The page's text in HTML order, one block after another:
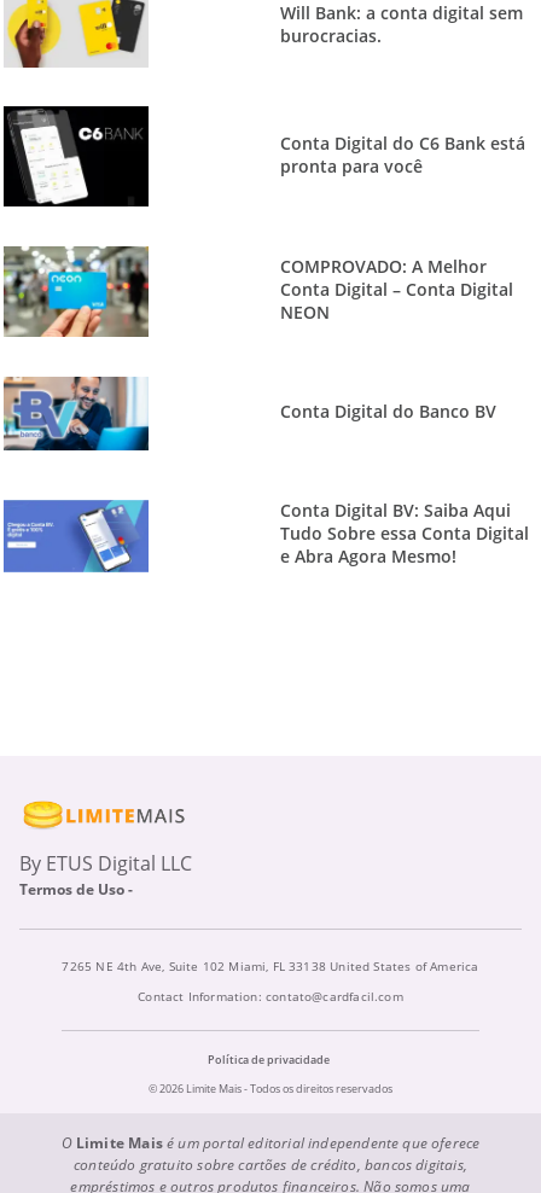
Will Bank: a conta digital sem
burocracias.
Conta Digital do C6 Bank está
pronta para você
COMPROVADO: A Melhor
Conta Digital – Conta Digital
NEON
Conta Digital do Banco BV
Conta Digital BV: Saiba Aqui
Tudo Sobre essa Conta Digital
e Abra Agora Mesmo!
By ETUS Digital LLC
Termos de Uso -
7265 NE 4th Ave, Suite 102 Miami, FL 33138 United States of America
Contact Information: contato@cardfacil.com
Política de privacidade
© 2026 Limite Mais - Todos os direitos reservados
O Limite Maisé um portal editorial independente que oferece
conteúdo gratuito sobre cartões de crédito, bancos digitais,
empréstimos e outros produtos financeiros. Não somos uma